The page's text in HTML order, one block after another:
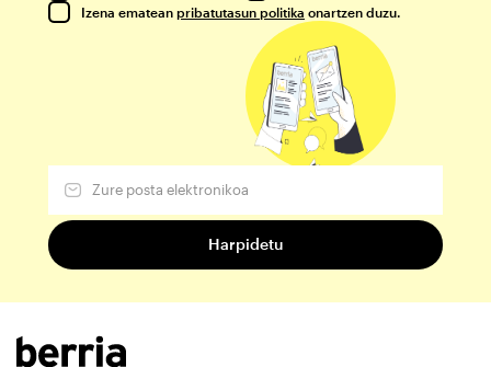
Izena ematean pribatutasun politika onartzen duzu.